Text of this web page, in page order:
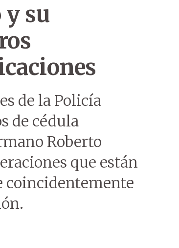
y su
de la Policía
de cédula
Roberto
que están
coincidentemente